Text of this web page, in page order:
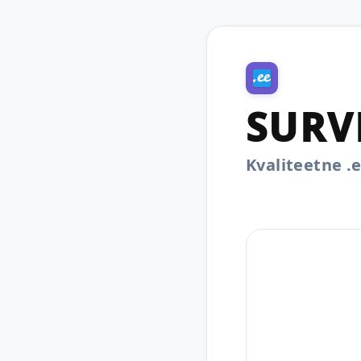
Kvaliteetne